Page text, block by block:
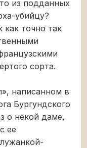
из подданных
убийцу?
точно так
сорта.
написанном в
Бургундского
о некой даме,
ее